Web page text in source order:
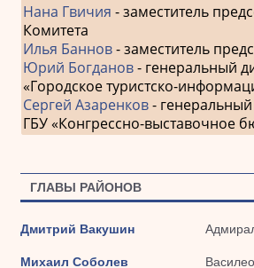
Нана Гвичия - заместитель
Комитета
Илья Баннов- заместитель
Юрий Богданов- генеральный
«Городское туристско-
Сергей Азаренков-
ГБУ «Конгрессно-выставочное
ГЛАВЫ РАЙОНОВ
Дмитрий Вакушин
Михаил Соболев